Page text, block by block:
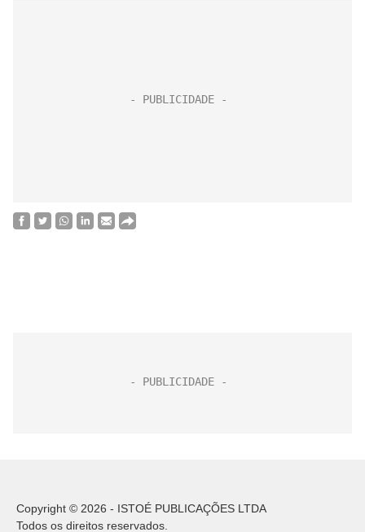
Copyright © 2026 - ISTOÉ PUBLICAÇÕES LTDA
Todos os direitos reservados.